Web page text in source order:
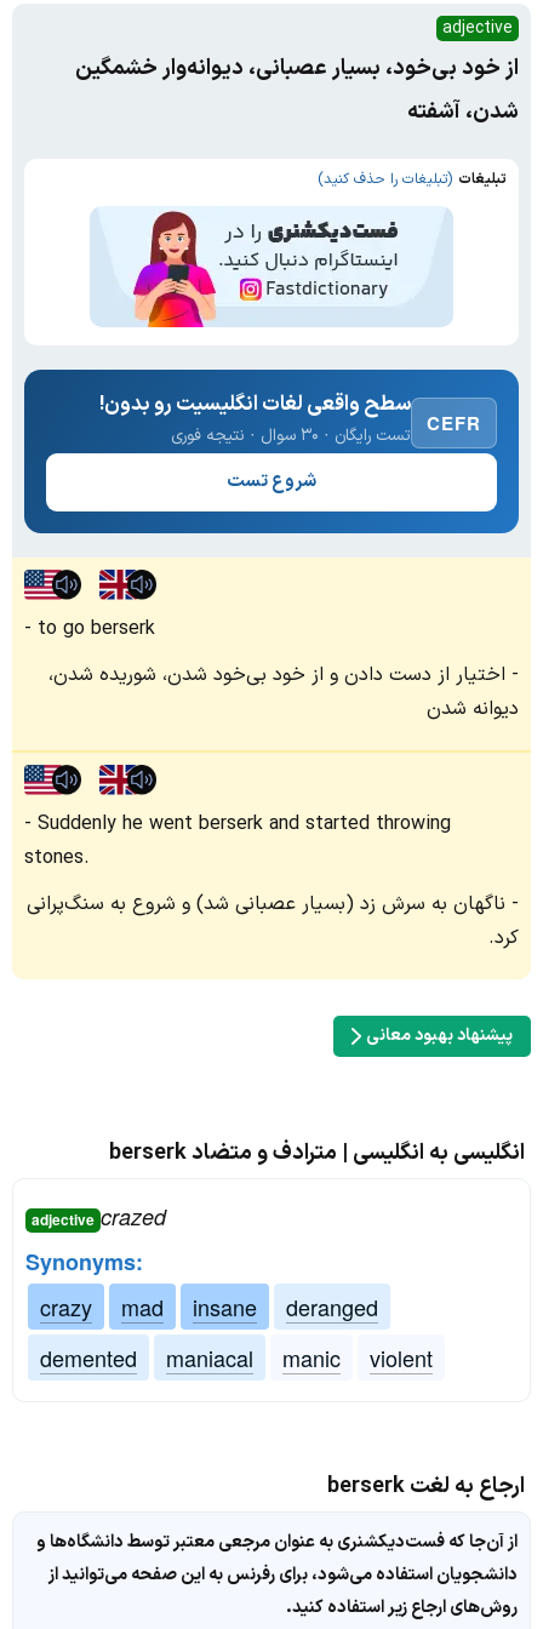
adjective
از خود بی‌خود، بسیار عصبانی، دیوانه‌وار خشمگین
شدن، آشفته
تبلیغات (تبلیغات را حذف کنید)
CEFR
سطح واقعی لغات انگلیسیت رو بدون!
تست رایگان · ۳۰ سوال · نتیجه فوری
شروع تست
to go berserk
اختیار از دست دادن و از خود بی‌خود شدن، شوریده شدن،
دیوانه شدن
Suddenly he went berserk and started throwing
stones.
ناگهان به سرش زد (بسیار عصبانی شد) و شروع به سنگ‌پرانی
کرد.
پیشنهاد بهبود معانی
انگلیسی به انگلیسی | مترادف و متضاد berserk
adjective crazed
Synonyms:
crazy
mad insane
deranged
demented
maniacal manic violent
ارجاع به لغت berserk
از آن‌جا که فست‌دیکشنری به عنوان مرجعی معتبر توسط دانشگاه‌ها و
دانشجویان استفاده می‌شود، برای رفرنس به این صفحه می‌توانید از
روش‌های ارجاع زیر استفاده کنید.